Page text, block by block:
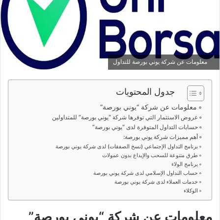
معلومات عن شركة يوني بورصة للتداول
جدول المحتويات
معلومات عن شركة “يوني بورصة”
عروض الاستثمار التي توفرها شركة “يوني بورصة” للمتداولين
حسابات التداول المتوفرة لدى “يوني بورصة”
أهم مميزات شركة يوني بورصة:
برنامج التداول الإجتماعي (نسخ الصفقات) لدى شركة يوني بورصة
طرق متنوعة للسحب والإيداع بدون عمولات
برنامج الولاء
حساب التداول الإسلامي لدى شركة يوني بورصة
خدمات العملاء لدى شركة يوني بورصة
الوكلاء
معلومات عن شركة “يوني بورصة”